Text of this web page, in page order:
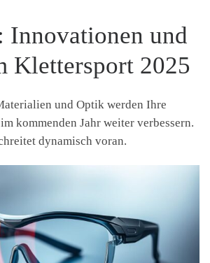
und
Klettersport 2025
und Optik werden Ihre
kommenden Jahr weiter verbessern.
dynamisch voran.